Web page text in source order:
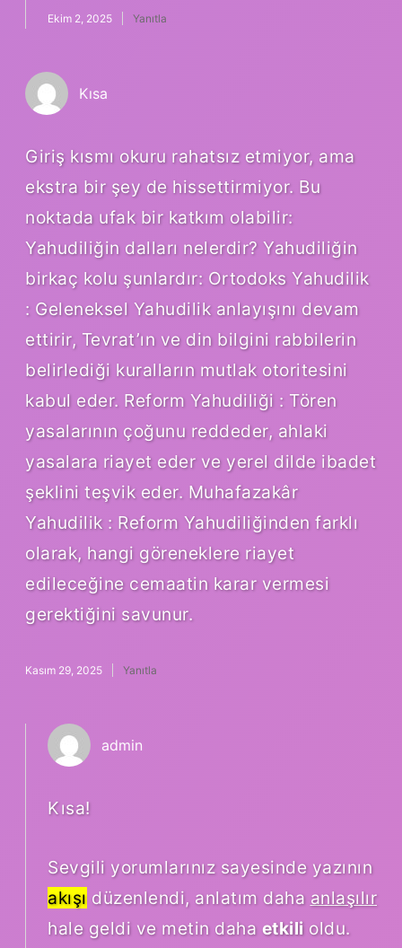
Ekim 2, 2025 Yanıtla
Kısa
Giriş kısmı okuru rahatsız etmiyor, ama
ekstra bir şey de hissettirmiyor. Bu
noktada ufak bir katkım olabilir:
Yahudiliğin dalları nelerdir? Yahudiliğin
birkaç kolu şunlardır: Ortodoks Yahudilik
: Geleneksel Yahudilik anlayışını devam
ettirir, Tevrat’ın ve din bilgini rabbilerin
belirlediği kuralların mutlak otoritesini
kabul eder. Reform Yahudiliği : Tören
yasalarının çoğunu reddeder, ahlaki
yasalara riayet eder ve yerel dilde ibadet
şeklini teşvik eder. Muhafazakâr
Yahudilik : Reform Yahudiliğinden farklı
olarak, hangi göreneklere riayet
edileceğine cemaatin karar vermesi
gerektiğini savunur.
Kasım 29, 2025 Yanıtla
admin
Kısa!
Sevgili yorumlarınız sayesinde yazının
akışı düzenlendi, anlatım daha anlaşılır
hale geldi ve metin daha etkilioldu.